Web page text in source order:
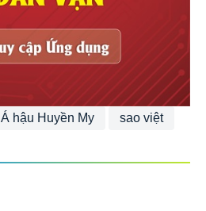
Á hậu Huyền My sao việt